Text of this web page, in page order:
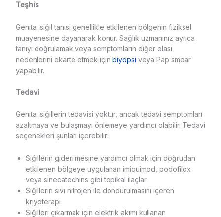
Teşhis
Genital siğil tanısı genellikle etkilenen bölgenin fiziksel
muayenesine dayanarak konur. Sağlık uzmanınız ayrıca
tanıyı doğrulamak veya semptomların diğer olası
nedenlerini ekarte etmek için biyopsi veya Pap smear
yapabilir.
Tedavi
Genital siğillerin tedavisi yoktur, ancak tedavi semptomları
azaltmaya ve bulaşmayı önlemeye yardımcı olabilir. Tedavi
seçenekleri şunları içerebilir:
Siğillerin giderilmesine yardımcı olmak için doğrudan
etkilenen bölgeye uygulanan imiquimod, podofilox
veya sinecatechins gibi topikal ilaçlar
Siğillerin sıvı nitrojen ile dondurulmasını içeren
kriyoterapi
Siğilleri çıkarmak için elektrik akımı kullanan